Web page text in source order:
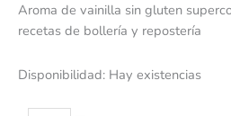
Aroma de vainilla sin gluten
recetas de bollería y repostería
Disponibilidad: Hay existencias